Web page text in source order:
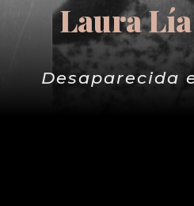
Laura
Desaparecida